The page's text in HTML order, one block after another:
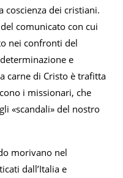
coscienza dei cristiani.
comunicato con cui
nei confronti del
e
carne di Cristo è trafitta
i missionari, che
«scandali» del nostro
morivano nel
dall’Italia e